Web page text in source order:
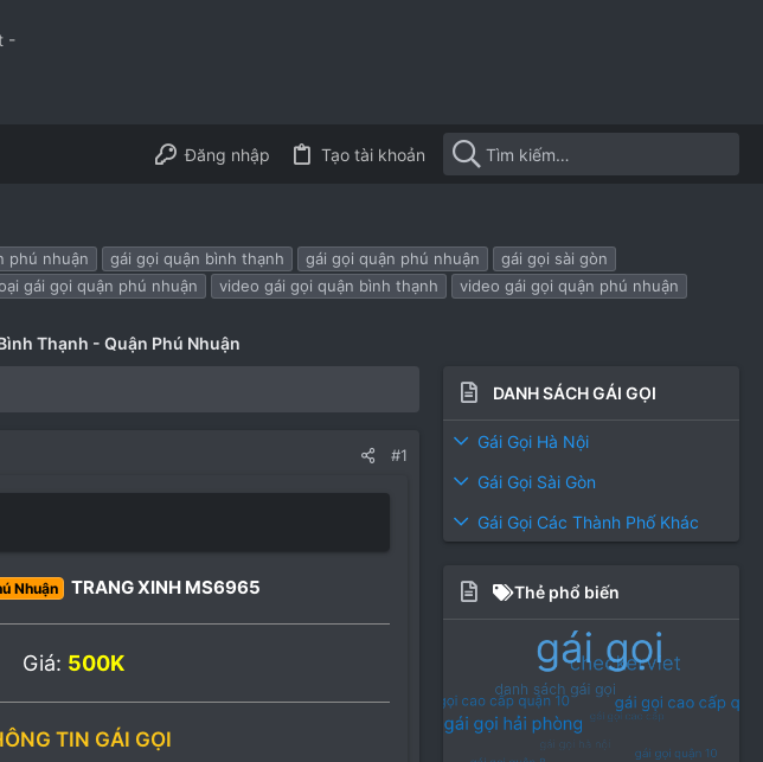
Đăng nhập Tạo tài khoản
phú nhuận gái gọi quận bình thạnh gái gọi quận phú nhuận
gái gọi sài gòn
gái gọi quận phú nhuận video gái gọi quận bình thạnh video gái gọi quận phú nhuận
Thạnh - Quận Phú Nhuận
#1
Nhuận TRANG XINH MS6965
Giá: 500K
TIN GÁI GỌI
DANH SÁCH GÁI GỌI
Gái Gọi Hà Nội
Gái Gọi Sài Gòn
Gái Gọi Các Thành Phố Khác
Thẻ phổ biến